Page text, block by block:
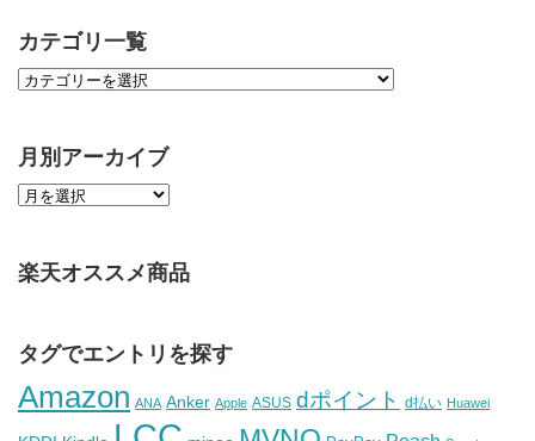
カテゴリ一覧
月別アーカイブ
楽天オススメ商品
タグでエントリを探す
Amazon ANA Anker Apple ASUS dポイント d払い Huawei